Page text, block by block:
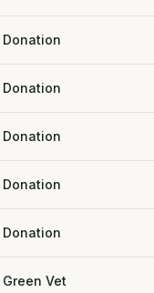
Donation
Donation
Donation
Donation
Donation
Green Vet